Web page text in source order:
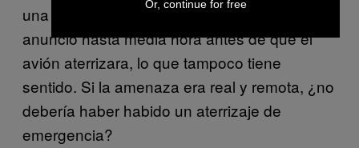
una bomba en el avión. Pero no hicieron el
anuncio hasta media hora antes de que el
avión aterrizara, lo que tampoco tiene
sentido. Si la amenaza era real y remota, ¿no
debería haber habido un aterrizaje de
emergencia?
Or, continue for free